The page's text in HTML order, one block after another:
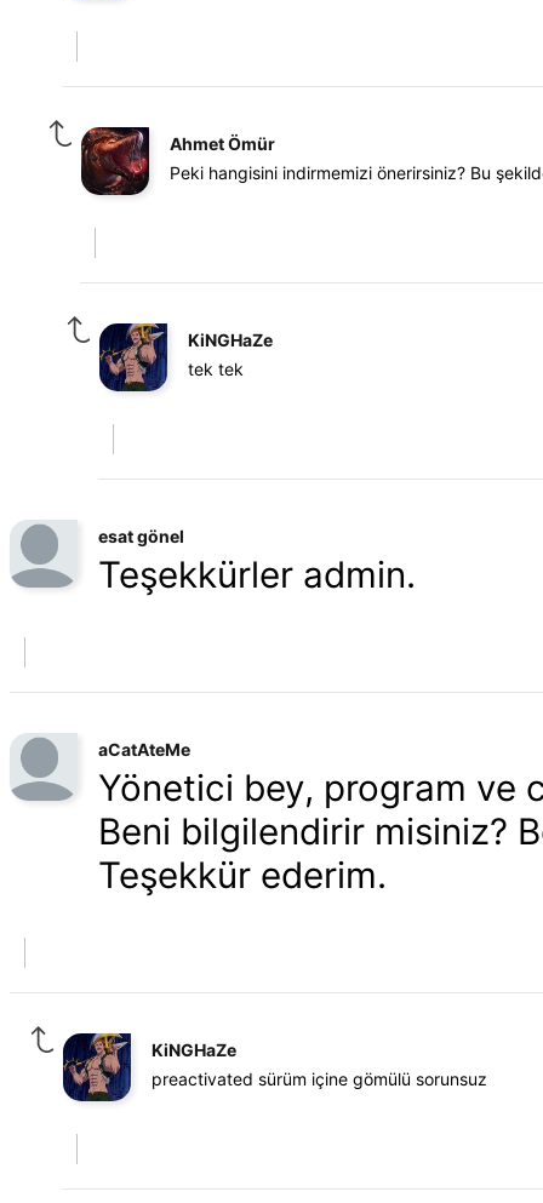
Ahmet Ömür
Peki hangisini indirmemizi önerirsiniz? Bu
KiNGHaZe
tek tek
esat gönel
Teşekkürler admin.
aCatAteMe
Yönetici bey, program ve
Beni bilgilendirir misiniz?
Teşekkür ederim.
KiNGHaZe
preactivated sürüm içine gömülü sorunsuz